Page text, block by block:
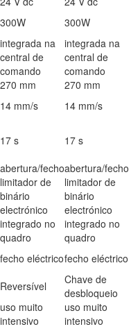
300W
300W
integrada na
central de
comando
integrada na
central de
comando
270 mm
270 mm
14 mm/s
14 mm/s
17 s
17 s
abertura/fechoabertura/fecho
limitador de
binário
electrónico
integrado no
quadro
limitador de
binário
electrónico
integrado no
quadro
fecho eléctricofecho eléctrico
Reversível
Chave de
desbloqueio
uso muito
intensivo
uso muito
intensivo